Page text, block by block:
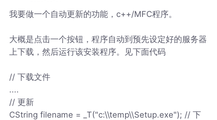
我要做一个自动更新的功能，c++/MFC程序。
大概是点击一个按钮，程序自动到预先设定好的服务器
上下载，然后运行该安装程序。见下面代码
// 下载文件
....
// 更新
CString filename = _T("c:\\temp\\Setup.exe"); // 下